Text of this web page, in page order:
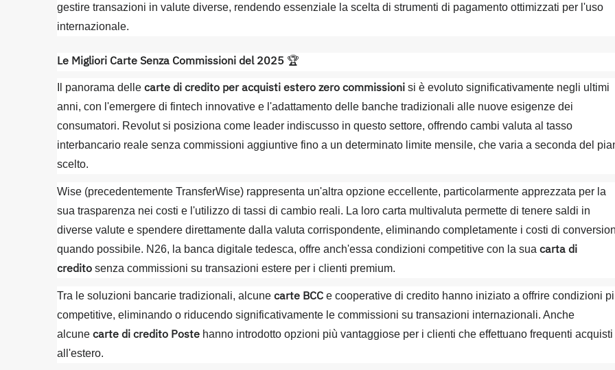
gestire transazioni in valute diverse, rendendo essenziale la scelta di strumenti di pagamento ottimizzati per l'uso
internazionale.
Le Migliori Carte Senza Commissioni del 2025 🏆
Il panorama delle carte di credito per acquisti estero zero commissioni si è evoluto significativamente negli ultimi
anni, con l'emergere di fintech innovative e l'adattamento delle banche tradizionali alle nuove esigenze dei
consumatori. Revolut si posiziona come leader indiscusso in questo settore, offrendo cambi valuta al tasso
interbancario reale senza commissioni aggiuntive fino a un determinato limite mensile, che varia a seconda del
scelto.
Wise (precedentemente TransferWise) rappresenta un'altra opzione eccellente, particolarmente apprezzata per la
sua trasparenza nei costi e l'utilizzo di tassi di cambio reali. La loro carta multivaluta permette di tenere saldi in
diverse valute e spendere direttamente dalla valuta corrispondente, eliminando completamente i costi di
quando possibile. N26, la banca digitale tedesca, offre anch'essa condizioni competitive con la sua carta di
credito senza commissioni su transazioni estere per i clienti premium.
Tra le soluzioni bancarie tradizionali, alcune carte BCC e cooperative di credito hanno iniziato a offrire condizioni
competitive, eliminando o riducendo significativamente le commissioni su transazioni internazionali. Anche
alcune carte di credito Poste hanno introdotto opzioni più vantaggiose per i clienti che effettuano frequenti acquisti
all'estero.